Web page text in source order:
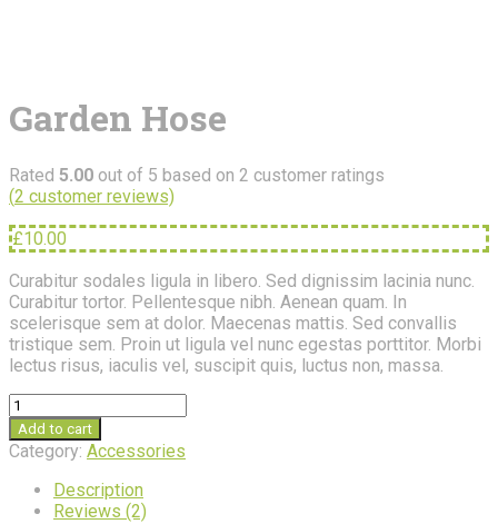
Garden Hose
Rated 5.00 out of 5 based on 2 customer ratings
(2 customer reviews)
£10.00
Curabitur sodales ligula in libero. Sed dignissim lacinia nunc.
Curabitur tortor. Pellentesque nibh. Aenean quam. In
scelerisque sem at dolor. Maecenas mattis. Sed convallis
tristique sem. Proin ut ligula vel nunc egestas porttitor. Morbi
lectus risus, iaculis vel, suscipit quis, luctus non, massa.
Garden
Hose
quantity
Add to cart
Category: Accessories
Description
Reviews (2)